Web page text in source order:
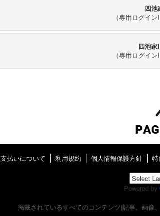
四池
（専用ログイ
四池家
（専用ログイ
払いについて 利用規約 個人情報保護方針
Powered by
掲載されているすべてのコンテンツ(記事、画像